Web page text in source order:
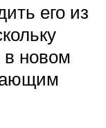
его из
в новом